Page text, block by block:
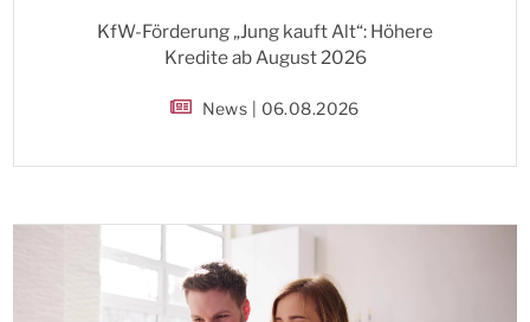
KfW-Förderung „Jung kauft Alt“: Höhere
Kredite ab August 2026
News | 06.08.2026